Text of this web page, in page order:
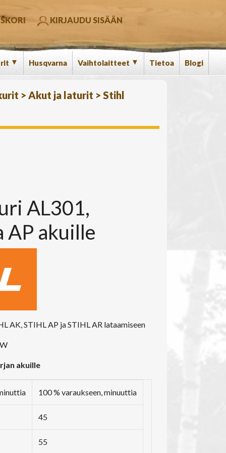
KIRJAUDU SISÄÄN
▼ Husqvarna Vaihtolaitteet ▼ Tietoa Blogi
> Akut ja laturit > Stihl
AL301,
AP akuille
AK, STIHL AP ja STIHL AR lataamiseen
akuille
100 % varaukseen, minuuttia
45
55